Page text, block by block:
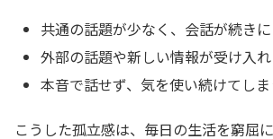
共通の話題が少なく、会話が続き
外部の話題や新しい情報が受け入
本音で話せず、気を使い続けてしま
こうした孤立感は、毎日の生活を窮屈